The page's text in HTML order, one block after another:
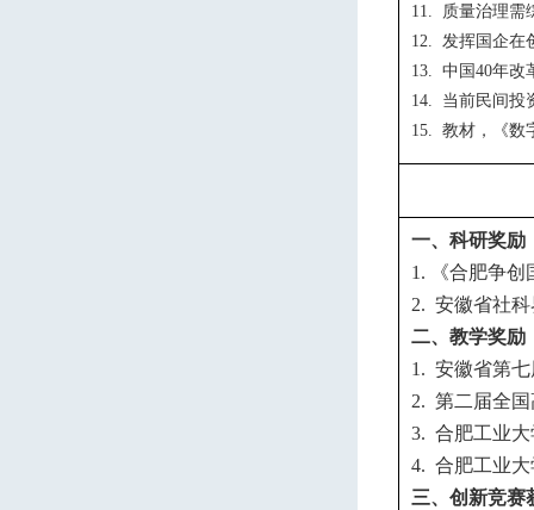
11. 质量治理需
12. 发挥国企在
13. 中国40年改
14. 当前民间投
15. 教材，《数
一、科研奖励
1. 《合肥争
2. 安徽省社
二、教学奖励
1. 安徽省第
2. 第二届全
3. 合肥工业
4. 合肥工业
三、创新竞赛